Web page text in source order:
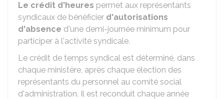
Le crédit d'heures permet aux représentants
syndicaux de bénéficier d'autorisations
d'absence d'une demi-journée minimum pour
participer à l'activité syndicale.
Le crédit de temps syndical est déterminé, dans
chaque ministère, après chaque élection des
représentants du personnel au comité social
d'administration. Il est reconduit chaque année